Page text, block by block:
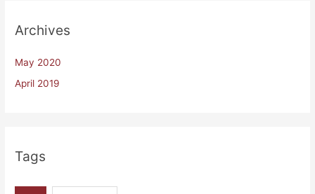
Archives
May 2020
April 2019
Tags